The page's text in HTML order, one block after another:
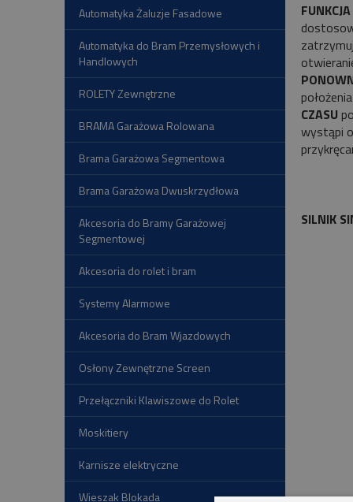
Automatyka Żaluzje Fasadowe
Automatyka do Bram Przemysłowych i
Handlowych
ROLETY Zewnętrzne
BRAMA Garażowa Rolowana
Brama Garażowa Segmentowa
Brama Garażowa Dwuskrzydłowa
Akcesoria do Bramy Garażowej
Segmentowej
Akcesoria do rolet i bram
Systemy Alarmowe
Akcesoria do Bram Wjazdowych
Osłony Zewnętrzne Screen
Przełączniki Klawiszowe do Rolet
Moskitiery
Karnisze elektryczne
Wieszak Blokada
CZASU
wystąpi
SILNIK